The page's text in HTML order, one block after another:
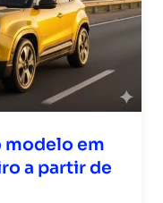
modelo em
a partir de